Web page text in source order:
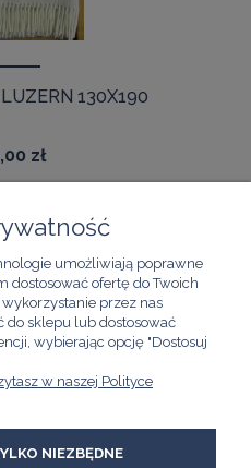
130X190
zł
umożliwiają poprawne
dostosować ofertę do Twoich
przez nas
do sklepu lub dostosować
wybierając opcję "Dostosuj
w naszej Polityce
NIEZBĘDNE